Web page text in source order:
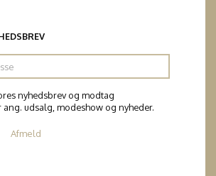
nyhedsbrev og modtag
udsalg, modeshow og nyheder.
Afmeld